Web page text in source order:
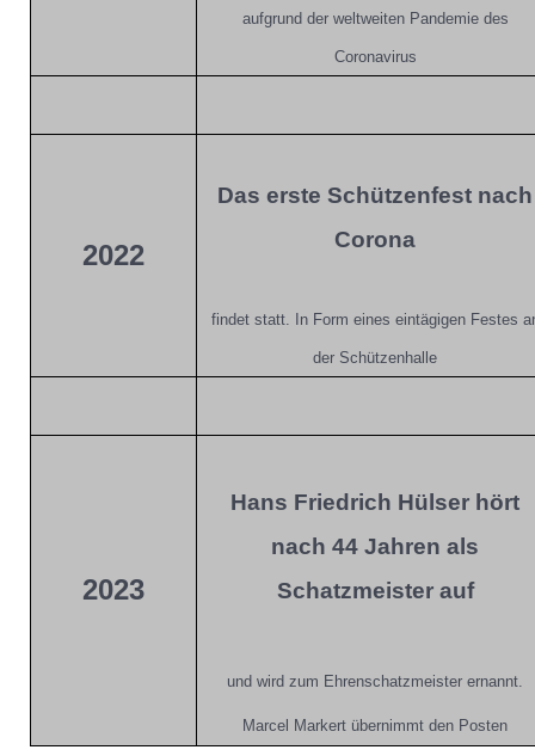
aufgrund der weltweiten Pandemie des
Coronavirus
2022
Das erste Schützenfest nach
Corona
findet statt. In Form eines eintägigen Festes
der Schützenhalle
2023
Hans Friedrich Hülser hört
nach 44 Jahren als
Schatzmeister auf
und wird zum Ehrenschatzmeister ernannt.
Marcel Markert übernimmt den Posten